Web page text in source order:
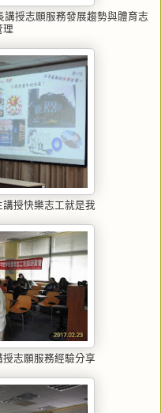
授志願服務發展趨勢與體育志
理
授快樂志工就是我
志願服務經驗分享